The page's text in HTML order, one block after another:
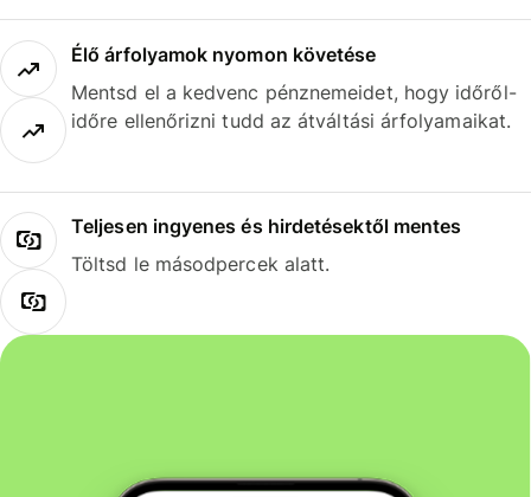
Élő árfolyamok nyomon követése
Mentsd el a kedvenc pénznemeidet, hogy időről-
időre ellenőrizni tudd az átváltási árfolyamaikat.
Teljesen ingyenes és hirdetésektől mentes
Töltsd le másodpercek alatt.